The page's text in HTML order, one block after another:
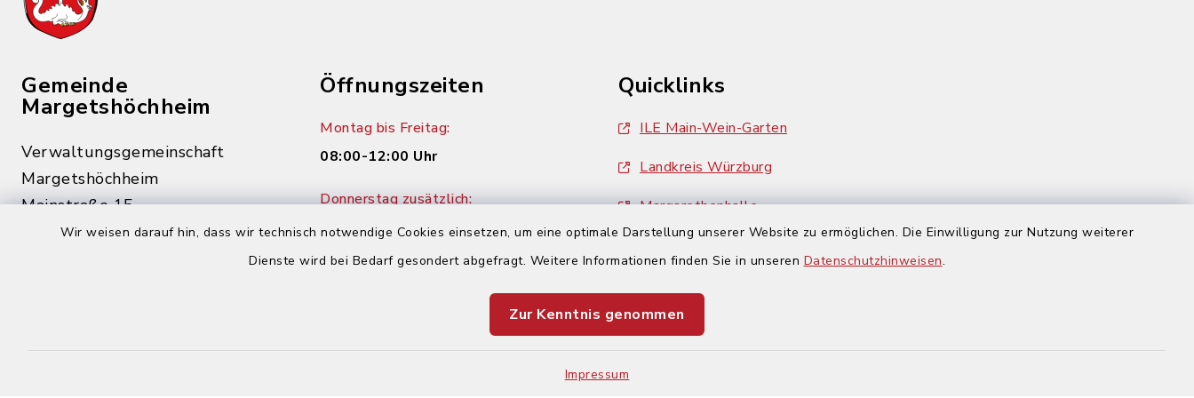
Wir weisen darauf hin, dass wir technisch notwendige Cookies einsetzen, um eine optimale Darstellung unserer Website zu ermöglichen. Die Einwilligung zur Nutzung weiterer
Dienste wird bei Bedarf gesondert abgefragt. Weitere Informationen finden Sie in unseren Datenschutzhinweisen.
Zur Kenntnis genommen
Impressum
Gemeinde
Margetshöchheim
Verwaltungsgemeinschaft
Margetshöchheim
Mainstraße 15
97276 Margetshöchheim
buergerbuero@margetshoechheim.de
Öffnungszeiten
Montag bis Freitag:
08:00-12:00 Uhr
Donnerstag zusätzlich:
14:00-18:00 Uhr
Quicklinks
ILE Main-Wein-Garten
Landkreis Würzburg
Margarethenhalle
ZweiUferLand Tourismus